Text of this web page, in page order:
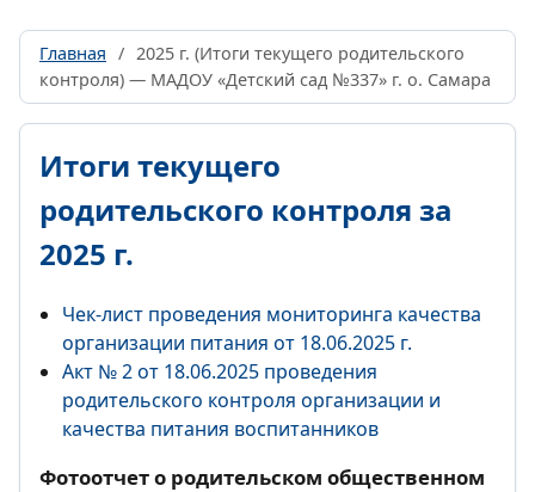
Главная / 2025 г. (Итоги текущего родительского
контроля) — МАДОУ «Детский сад №337» г. о. Самара
Итоги текущего
родительского контроля за
2025 г.
Чек-лист проведения мониторинга качества
организации питания от 18.06.2025 г.
Акт № 2 от 18.06.2025 проведения
родительского контроля организации и
качества питания воспитанников
Фотоотчет о родительском общественном